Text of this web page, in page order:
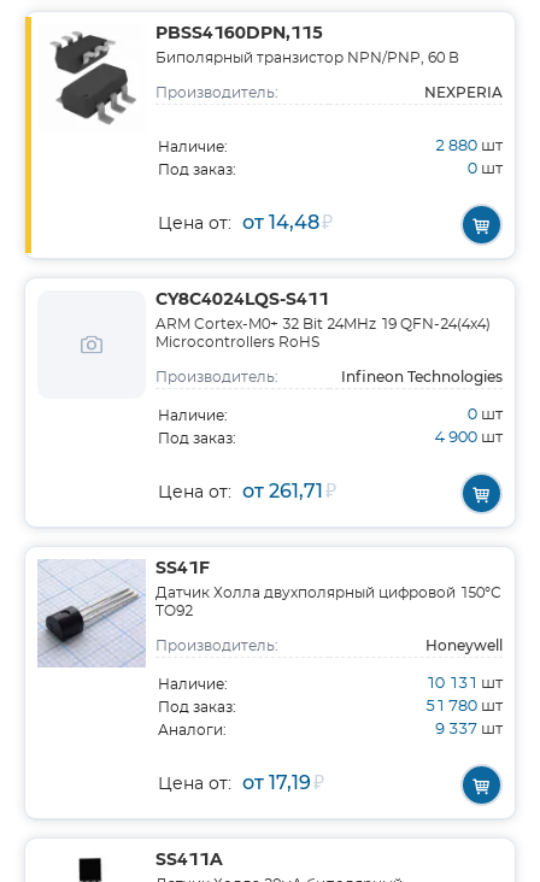
PBSS4160DPN,115
Биполярный транзистор NPN/PNP, 60 В
Производитель: NEXPERIA
Наличие: 2 880 шт
Под заказ: 0 шт
Цена от: от 14,48₽
CY8C4024LQS-S411
ARM Cortex-M0+ 32 Bit 24MHz 19 QFN-24(4x4)
Microcontrollers RoHS
Производитель: Infineon Technologies
Наличие: 0 шт
Под заказ: 4 900 шт
Цена от: от 261,71₽
SS41F
Датчик Холла двухполярный цифровой 150°С
TO92
Производитель: Honeywell
Наличие: 10 131 шт
Под заказ: 51 780 шт
Аналоги: 9 337 шт
Цена от: от 17,19₽
SS411A